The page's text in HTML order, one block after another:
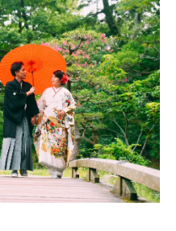
和婚
DRESS
ドレス
PLAN
プラン
CONTACT
お問い合わせ
-1131